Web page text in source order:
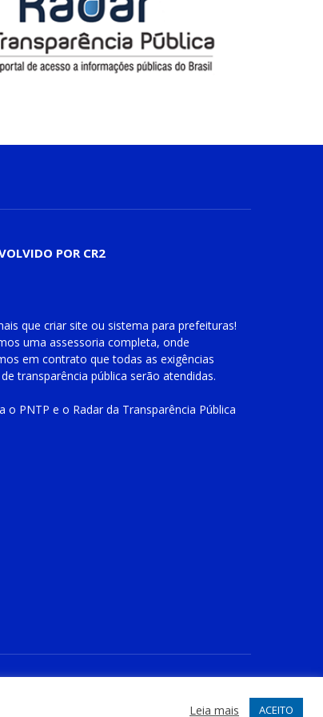
POR CR2
que criar site ou sistema para prefeituras!
uma assessoria completa, onde
em contrato que todas as exigências
transparência pública serão atendidas.
o PNTP e o Radar da Transparência Pública
Leia mais ACEITO